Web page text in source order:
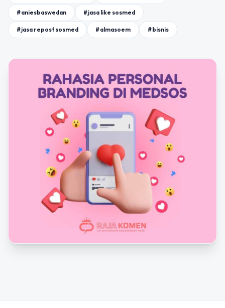
#aniesbaswedan #jasa like sosmed
#jasa repost sosmed #almasoem #bisnis